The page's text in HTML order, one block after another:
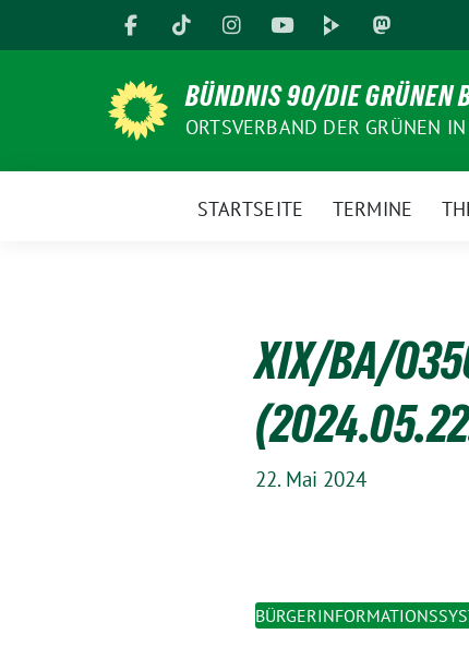
zum
BÜNDNIS 90/DIE GRÜNEN
ORTSVERBAND DER GRÜNEN
STARTSEITE TERMINE
XIX/BA/
22. Mai 2024